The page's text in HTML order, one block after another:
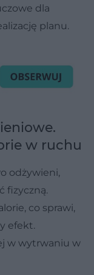
dla
planu.
w ruchu
odżywieni,
fizyczną.
co sprawi,
efekt.
w wytrwaniu w